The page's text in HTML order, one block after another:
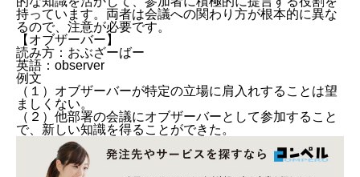
持っています。両者は会議への関わり方が根本的に異な
るので、注意が必要です。
【オブザーバー】
読み方：おぶざーばー
英語：observer
例文
（１）オブザーバーが特定の立場に肩入れすることは望
ましくない。
（２）他部署の会議にオブザーバーとして参加すること
で、新しい知識を得ることができた。